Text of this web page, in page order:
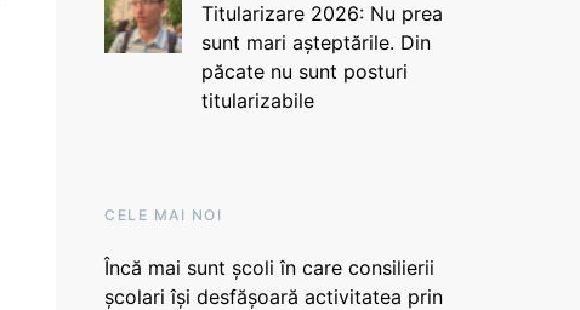
Titularizare 2026: Nu prea
sunt mari așteptările. Din
păcate nu sunt posturi
titularizabile
CELE MAI NOI
Încă mai sunt școli în care consilierii
școlari își desfășoară activitatea prin